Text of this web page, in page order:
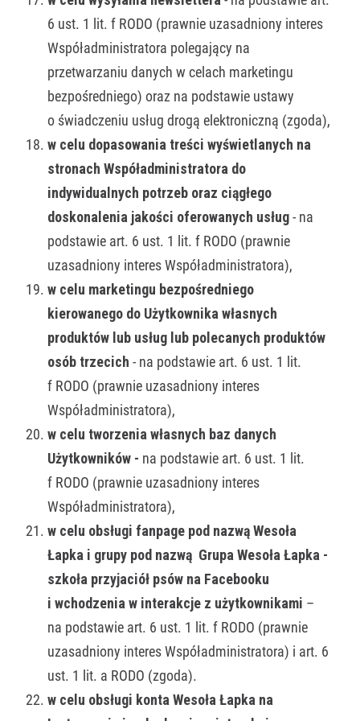
6 ust. 1 lit. f RODO (prawnie uzasadniony interes
Współadministratora polegający na
przetwarzaniu danych w celach marketingu
bezpośredniego) oraz na podstawie ustawy
o świadczeniu usług drogą elektroniczną (zgoda),
w celu dopasowania treści wyświetlanych na
stronach Współadministratora do
indywidualnych potrzeb oraz ciągłego
doskonalenia jakości oferowanych usług- na
podstawie art. 6 ust. 1 lit. f RODO (prawnie
uzasadniony interes Współadministratora),
w celu marketingu bezpośredniego
kierowanego do Użytkownika własnych
produktów lub usług lub polecanych produktów
osób trzecich - na podstawie art. 6 ust. 1 lit.
f RODO (prawnie uzasadniony interes
Współadministratora),
w celu tworzenia własnych baz danych
Użytkowników - na podstawie art. 6 ust. 1 lit.
f RODO (prawnie uzasadniony interes
Współadministratora),
w celu obsługi fanpage pod nazwą Wesoła
Łapka i grupy pod nazwą Grupa Wesoła Łapka -
szkoła przyjaciół psów na Facebooku
i wchodzenia w interakcje z użytkownikami –
na podstawie art. 6 ust. 1 lit. f RODO (prawnie
uzasadniony interes Współadministratora) i art. 6
ust. 1 lit. a RODO (zgoda).
w celu obsługi konta Wesoła Łapka na